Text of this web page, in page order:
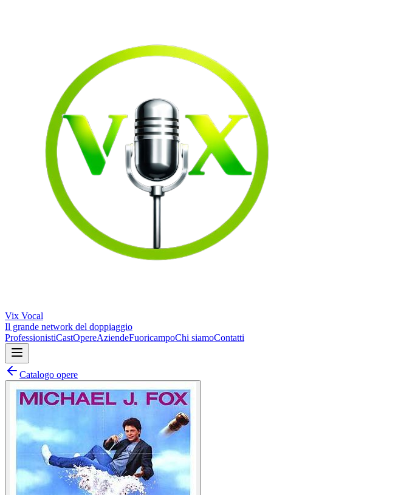
Vix Vocal
Il grande network del doppiaggio
ProfessionistiCastOpereAziendeFuoricampoChi siamoContatti
Catalogo opere